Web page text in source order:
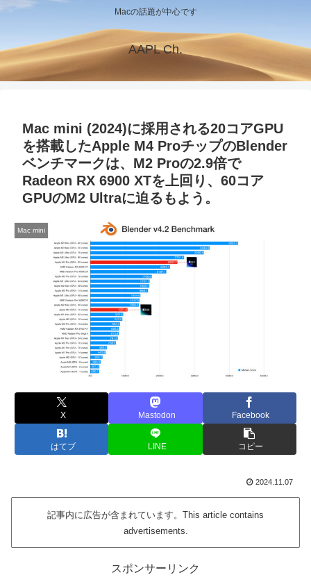
Macの話題が中心です
AAPL Ch.
Mac mini (2024)に採用される20コアGPU
を搭載したApple M4 ProチップのBlender
ベンチマークは、M2 Proの2.9倍で
Radeon RX 6900 XTを上回り、60コア
GPUのM2 Ultraに迫るもよう。
Mac mini
X Mastodon Facebook
はてブ LINE コピー
2024.11.07
記事内に広告が含まれています。This article contains
advertisements.
スポンサーリンク